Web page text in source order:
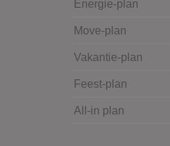
Energie-plan
Move-plan
Vakantie-plan
Feest-plan
All-in plan